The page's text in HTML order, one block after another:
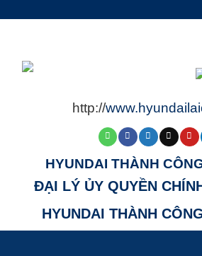
http://
HYUNDAI THÀNH
ĐẠI LÝ ỦY QUYỀN
HYUNDAI THÀNH